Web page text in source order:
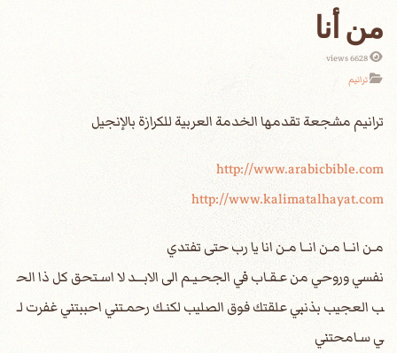
من أنا
6628 views
ترانيم
http://www.arabicbible.com
http://www.kalimatalhayat.com
مـن انــا مـن انــا مـن انا يا رب حتى تفتدي
نفسي وروحي من عـقـاب في الجحـيـم الى الابـــد لا اسـتحق كل ذا الح
ب العجيب بذنبي علقتك فوق الصليب لكنـك رحمـتني احببتني غفرت لـ
ي سـامحتني